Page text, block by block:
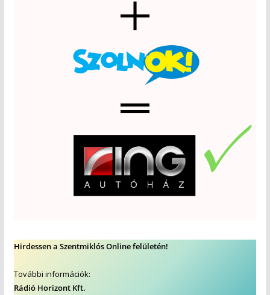
Hirdessen a Szentmiklós Online felületén!
További információk:
Rádió Horizont Kft.